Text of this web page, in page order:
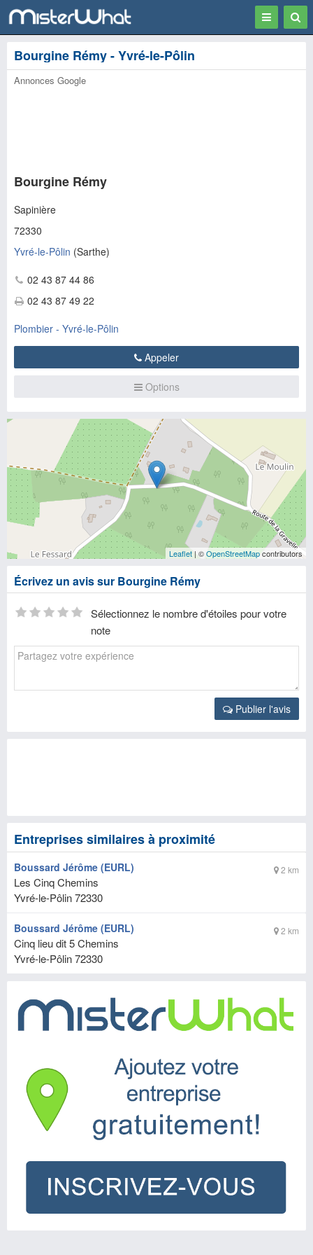
Toggle
Bourgine Rémy - Yvré-le-Pôlin
Annonces Google
Bourgine Rémy
Sapinière
72330
Yvré-le-Pôlin (Sarthe)
02 43 87 44 86
02 43 87 49 22
Plombier - Yvré-le-Pôlin
Appeler
Options
Leaflet| ©OpenStreetMapcontributors
Écrivez un avis sur Bourgine Rémy
Sélectionnez le nombre d'étoiles pour votre
note
Publier l'avis
Entreprises similaires à proximité
2 km
Boussard Jérôme (EURL)
Les Cinq Chemins
Yvré-le-Pôlin72330
2 km
Boussard Jérôme (EURL)
Cinq lieu dit 5 Chemins
Yvré-le-Pôlin72330